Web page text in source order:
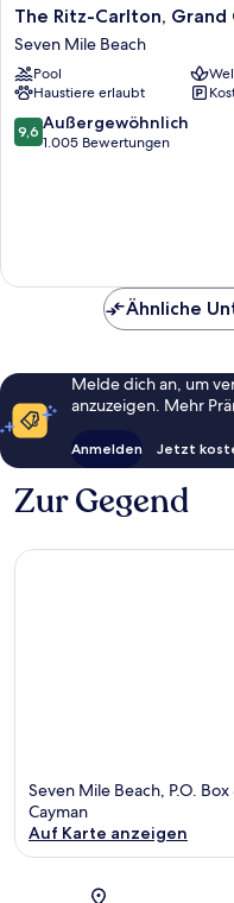
The
Ritz-
Carlton,
Grand
Cayman
Seven
Mile
The Ritz-Carlton, Grand
Seven Mile Beach
Pool
Haustiere erlaubt
9.6
von
9,6 Außergewöhnlich
1.005 Bewertungen
Ähnliche
Melde dich an, um
anzuzeigen. Mehr
Anmelden Jetzt
Zur Gegend
Seven Mile Beach, P.O.
Cayman
Auf Karte anzeigen